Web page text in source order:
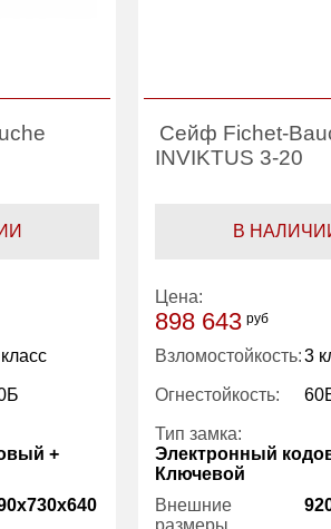
+
Сейф Fichet-
INVIKTUS 3-20
В
Цена:
898 643 руб
Взломостойкость:3
Огнестойкость:
Тип замка:
Электронный
Ключевой
Внешние
размеры